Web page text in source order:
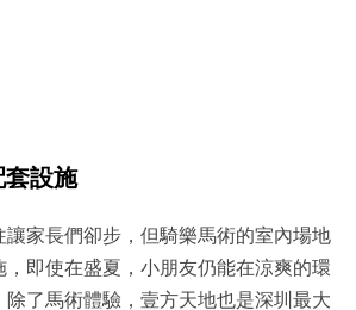
設施
家長們卻步，但騎樂馬術的室內場地
即使在盛夏，小朋友仍能在涼爽的環
了馬術體驗，壹方天地也是深圳最大